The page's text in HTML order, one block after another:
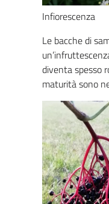
Infiorescenza
Le bacche di
diventa spesso
maturità sono